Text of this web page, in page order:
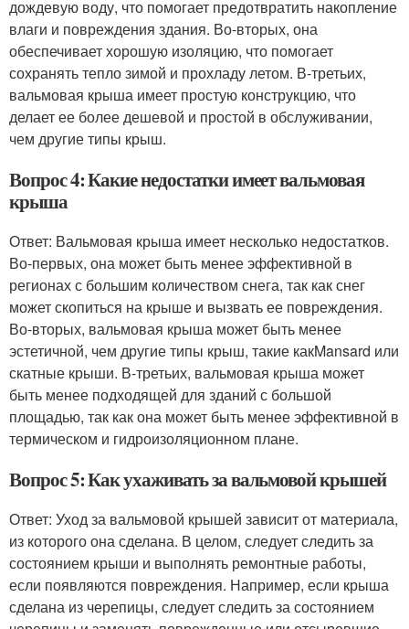
дождевую воду, что помогает предотвратить накопление
влаги и повреждения здания. Во-вторых, она
обеспечивает хорошую изоляцию, что помогает
сохранять тепло зимой и прохладу летом. В-третьих,
вальмовая крыша имеет простую конструкцию, что
делает ее более дешевой и простой в обслуживании,
чем другие типы крыш.
Вопрос 4: Какие недостатки имеет вальмовая
крыша
Ответ: Вальмовая крыша имеет несколько недостатков.
Во-первых, она может быть менее эффективной в
регионах с большим количеством снега, так как снег
может скопиться на крыше и вызвать ее повреждения.
Во-вторых, вальмовая крыша может быть менее
эстетичной, чем другие типы крыш, такие какMansard или
скатные крыши. В-третьих, вальмовая крыша может
быть менее подходящей для зданий с большой
площадью, так как она может быть менее эффективной в
термическом и гидроизоляционном плане.
Вопрос 5: Как ухаживать за вальмовой крышей
Ответ: Уход за вальмовой крышей зависит от материала,
из которого она сделана. В целом, следует следить за
состоянием крыши и выполнять ремонтные работы,
если появляются повреждения. Например, если крыша
сделана из черепицы, следует следить за состоянием